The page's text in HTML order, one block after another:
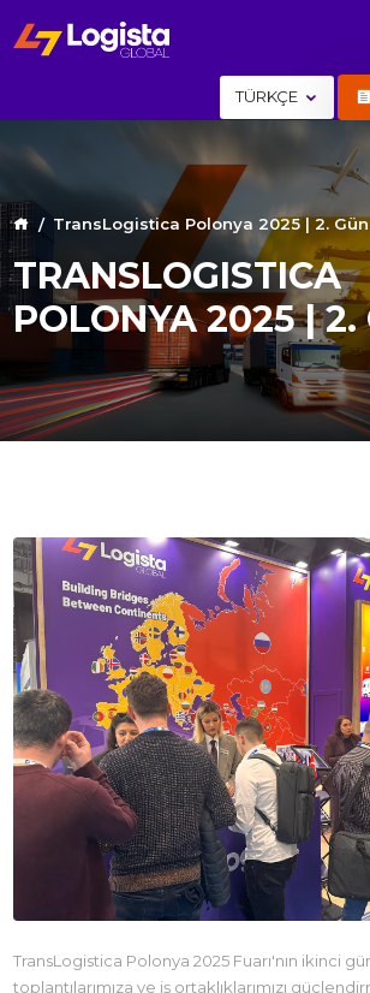
TÜRKÇE
TransLogistica Polonya 2025 | 2. Gün
TRANSLOGISTICA
POLONYA 2025 | 2.
TransLogistica Polonya 2025 Fuarı'nın ikinci
toplantılarımıza ve iş ortaklıklarımızı